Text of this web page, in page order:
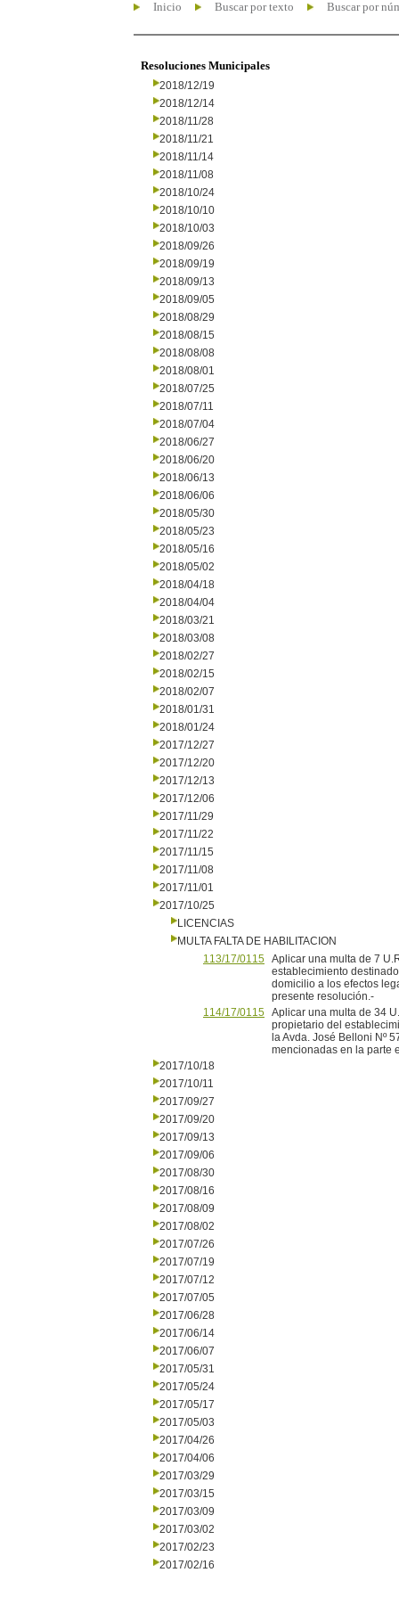
Inicio Buscar por texto Buscar por
Resoluciones Municipales
2018/12/19
2018/12/14
2018/11/28
2018/11/21
2018/11/14
2018/11/08
2018/10/24
2018/10/10
2018/10/03
2018/09/26
2018/09/19
2018/09/13
2018/09/05
2018/08/29
2018/08/15
2018/08/08
2018/08/01
2018/07/25
2018/07/11
2018/07/04
2018/06/27
2018/06/20
2018/06/13
2018/06/06
2018/05/30
2018/05/23
2018/05/16
2018/05/02
2018/04/18
2018/04/04
2018/03/21
2018/03/08
2018/02/27
2018/02/15
2018/02/07
2018/01/31
2018/01/24
2017/12/27
2017/12/20
2017/12/13
2017/12/06
2017/11/29
2017/11/22
2017/11/15
2017/11/08
2017/11/01
2017/10/25
LICENCIAS
MULTA FALTA DE HABILITACION
113/17/0115 Aplicar una multa de 7
establecimiento
domicilio a los efectos
presente resolución.-
114/17/0115 Aplicar una multa de 34
propietario del
la Avda. José Belloni Nº
mencionadas en la parte
2017/10/18
2017/10/11
2017/09/27
2017/09/20
2017/09/13
2017/09/06
2017/08/30
2017/08/16
2017/08/09
2017/08/02
2017/07/26
2017/07/19
2017/07/12
2017/07/05
2017/06/28
2017/06/14
2017/06/07
2017/05/31
2017/05/24
2017/05/17
2017/05/03
2017/04/26
2017/04/06
2017/03/29
2017/03/15
2017/03/09
2017/03/02
2017/02/23
2017/02/16